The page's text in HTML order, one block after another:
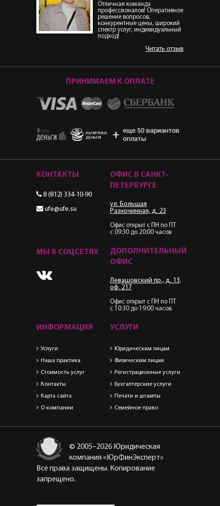
Отличная команда
профессионалов! Оперативное
решение вопросов,
конкурентные цены, широкий
спектр услуг, индивидуальный
подход!
Читать отзыв
ПРИНИМАЕМ К ОПЛАТЕ
КОНТАКТЫ
8 (812) 334-10-90
ufe@ufe.su
МЫ В СОЦСЕТЯХ
ОФИС В САНКТ-
ПЕТЕРБУРГЕ
ул. Большая
Разночинная, д. 23
Офис открыт с ПН по ПТ
с 09:30 до 20:00 часов
ДОПОЛНИТЕЛЬНЫЙ
ОФИС
Левашовский пр., д. 13,
оф. 217
Офис открыт с ПН по ПТ
с 10:30 до 19:00 часов.
ИНФОРМАЦИЯ
Услуги
Наша практика
Стоимость услуг
Контакты
Карта сайта
О компании
УСЛУГИ
Юридическим лицам
Физическим лицам
Регистрационные услуги
Бухгалтерские услуги
Печати и штампы
Семейное право
© 2005–2026 Юридическая
компания «ЮрФинЭксперт»
Все права защищены. Копирование
запрещено.